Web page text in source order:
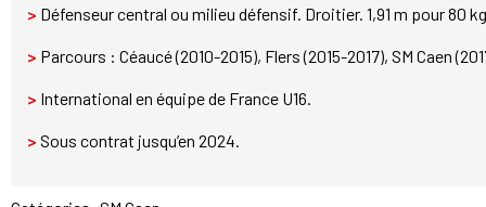
> Défenseur central ou milieu défensif. Droitier. 1,91 m pour 80
> Parcours : Céaucé (2010-2015), Flers (2015-2017), SM Caen
> International en équipe de France U16.
> Sous contrat jusqu’en 2024.